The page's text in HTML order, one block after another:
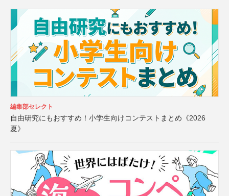
編集部セレクト
自由研究にもおすすめ！小学生向けコンテストまとめ《2026
夏》